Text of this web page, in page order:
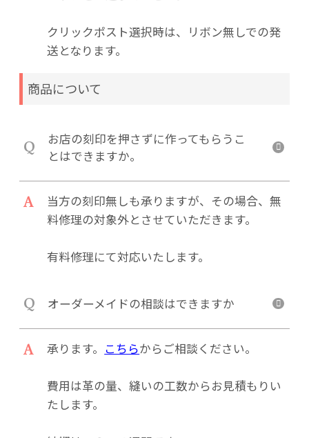
クリックポスト選択時は、リボン無しでの発
送となります。
商品について
Q
お店の刻印を押さずに作ってもらうこ
とはできますか。
A
当方の刻印無しも承りますが、その場合、無
料修理の対象外とさせていただきます。
有料修理にて対応いたします。
Q オーダーメイドの相談はできますか
A 承ります。 こちらからご相談ください。
費用は革の量、縫いの工数からお見積もりい
たします。